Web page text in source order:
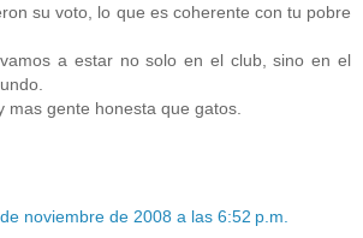
su voto, lo que es coherente con tu pobre
a estar no solo en el club, sino en el
mas gente honesta que gatos.
noviembre de 2008 a las 6:52 p.m.